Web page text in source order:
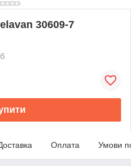
30609-7
Оплата Умови